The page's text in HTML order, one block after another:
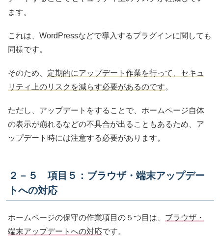
ます。
これは、WordPressなどで導入するプラグインに関しても
同様です。
そのため、 定期的にアップデート作業を行って、セキュ
リティ上のリスクを減らす必要があるのです。
ただし、アップデートをすることで、ホームページ自体
の表示が崩れるなどの不具合が出ることもあるため、ア
ップデート時には注意する必要があります。
２－５ 項目５：ブラウザ・端末アップデー
トへの対応
ホームページの保守の作業項目の５つ目は、 ブラウザ・
端末アップデートへの対応です。